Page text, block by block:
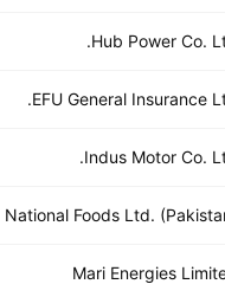
Hub Power Co.
EFU General Insurance
Indus Motor Co.
National Foods Ltd.
Mari Energies